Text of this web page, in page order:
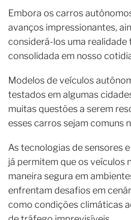
Embora os carros
avanços impressionantes,
considerá-los uma
consolidada em nosso
Modelos de veículos
testados em algumas
muitas questões a serem
esses carros sejam comuns
As tecnologias de sensores
já permitem que os veículos
maneira segura em
enfrentam desafios em
como condições climáticas